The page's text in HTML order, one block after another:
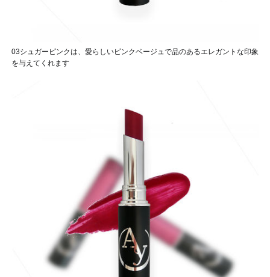
03シュガーピンクは、愛らしいピンクベージュで品のあるエレガントな印象
を与えてくれます